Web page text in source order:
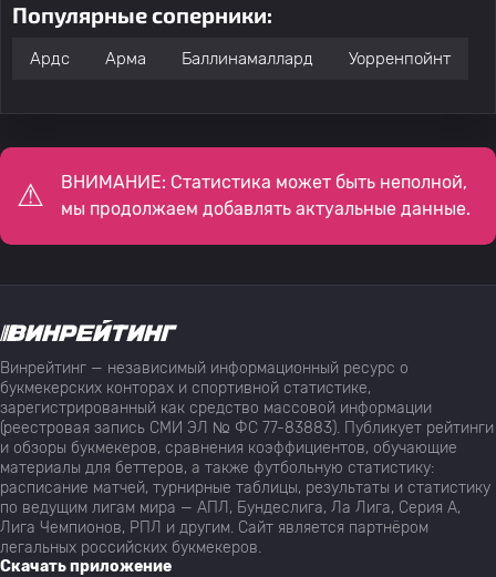
Популярные соперники:
Ардс Арма Баллинамаллард Уорренпойнт
ВНИМАНИЕ: Статистика может быть неполной,
мы продолжаем добавлять актуальные данные.
Винрейтинг — независимый информационный ресурс о
букмекерских конторах и спортивной статистике,
зарегистрированный как средство массовой информации
(реестровая запись СМИ ЭЛ № ФС 77-83883). Публикует рейтинги
и обзоры букмекеров, сравнения коэффициентов, обучающие
материалы для беттеров, а также футбольную статистику:
расписание матчей, турнирные таблицы, результаты и статистику
по ведущим лигам мира — АПЛ, Бундеслига, Ла Лига, Серия А,
Лига Чемпионов, РПЛ и другим. Сайт является партнёром
легальных российских букмекеров.
Скачать приложение